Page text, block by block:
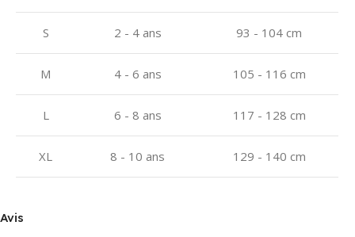
S 2 - 4 ans 93 - 104 cm
M 4 - 6 ans 105 - 116 cm
L 6 - 8 ans 117 - 128 cm
XL 8 - 10 ans 129 - 140 cm
Avis